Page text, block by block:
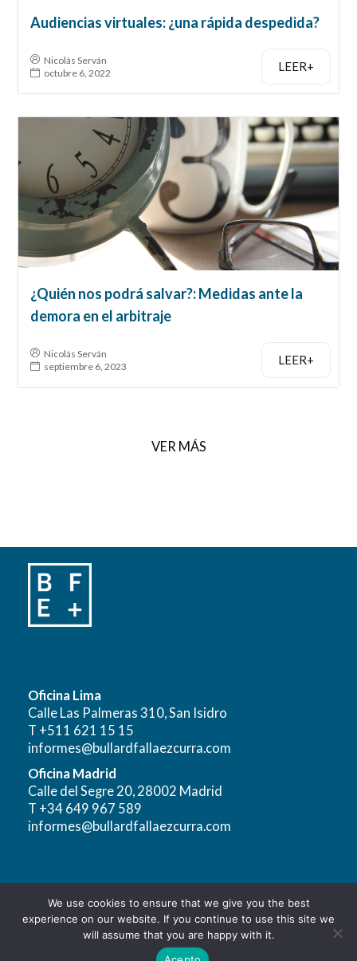
Audiencias virtuales: ¿una rápida despedida?
Nicolás Serván
octubre 6, 2022
LEER+
¿Quién nos podrá salvar?: Medidas ante la
demora en el arbitraje
Nicolás Serván
septiembre 6, 2023
LEER+
VER MÁS
Oficina Lima
Calle Las Palmeras 310, San Isidro
T +511 621 15 15
informes@bullardfallaezcurra.com
Oficina Madrid
Calle del Segre 20, 28002 Madrid
T +34 649 967 589
informes@bullardfallaezcurra.com
Aviso Legal|Política de Privacidad para el Tratamiento y
Protección de Datos Personales
Copyright © 2026 - Bullard Falla Ezcurra
We use cookies to ensure that we give you the best
experience on our website. If you continue to use this site we
will assume that you are happy with it.